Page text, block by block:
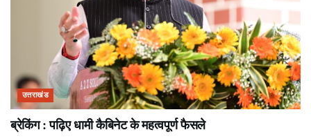
उत्तराखंड
ब्रेकिंग : पढ़िए धामी कैबिनेट के महत्वपूर्ण फैसले